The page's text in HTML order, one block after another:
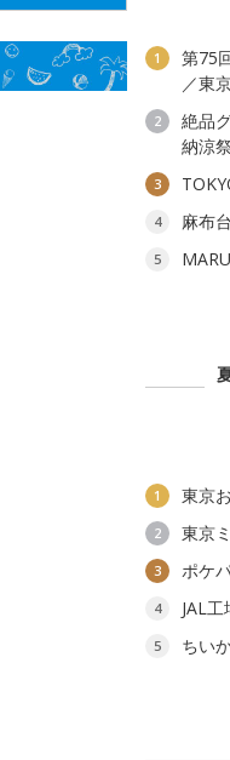
1
第75
／東
2
絶品
納涼
3
4 麻布
5
1 東京
2 東京
3 ポケ
4 JAL
5
ちい